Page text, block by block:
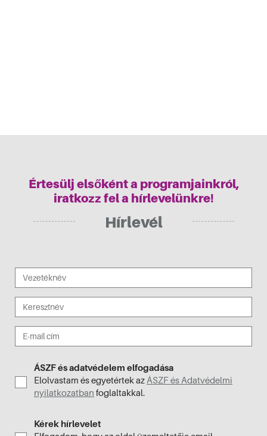
Értesülj elsőként a programjainkról,
iratkozz fel a hírlevelünkre!
Hírlevél
ÁSZF és adatvédelem elfogadása
Elolvastam és egyetértek az ÁSZF és Adatvédelmi
nyilatkozatban foglaltakkal.
Kérek hírlevelet